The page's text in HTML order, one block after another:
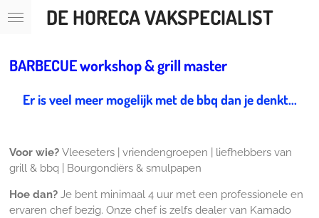
Ga
de
DE HORECA VAKSPECIALIST
BARBECUE workshop & grill master
Er is veel meer mogelijk met de bbq dan je denkt...
Voor wie? Vleeseters | vriendengroepen | liefhebbers van
grill & bbq | Bourgondiërs & smulpapen
Hoe dan? Je bent minimaal 4 uur met een professionele en
ervaren chef bezig. Onze chef is zelfs dealer van Kamado